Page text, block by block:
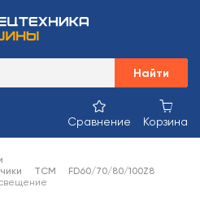
Найти
Сравнение Корзина
TCM
FD60/70/80/100Z8